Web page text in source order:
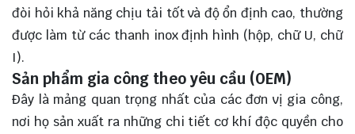
đòi hỏi khả năng chịu tải tốt và độ ổn định cao, thường
được làm từ các thanh inox định hình (hộp, chữ U, chữ
I).
Sản phẩm gia công theo yêu cầu (OEM)
Đây là mảng quan trọng nhất của các đơn vị gia công,
nơi họ sản xuất ra những chi tiết cơ khí độc quyền cho